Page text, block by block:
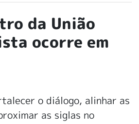
da União
ocorre em
o diálogo, alinhar as
as siglas no